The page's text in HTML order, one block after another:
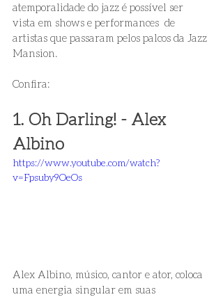
atemporalidade do jazz é possível ser
vista em shows e performances  de
artistas que passaram pelos palcos da Jazz
Mansion.
Confira:
1. Oh Darling! - Alex
Albino
https://www.youtube.com/watch?
v=Fpsuby9OeOs
Alex Albino, músico, cantor e ator, coloca
uma energia singular em suas